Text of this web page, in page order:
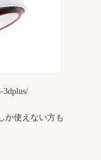
3dplus/
か使えない方も